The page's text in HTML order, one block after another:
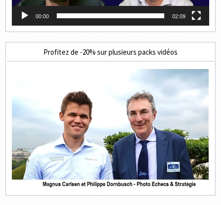
00:00 02:09
Profitez de -20% sur plusieurs packs vidéos